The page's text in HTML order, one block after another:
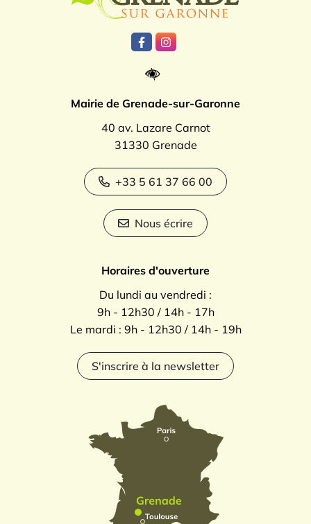
Lien vers le compte Facebook
Lien vers le compte
Mairie de Grenade-sur-Garonne
40 av. Lazare Carnot
31330 Grenade
+33 5 61 37 66 00
Nous écrire
Horaires d'ouverture
Du lundi au vendredi :
9h - 12h30 / 14h - 17h
Le mardi : 9h - 12h30 / 14h - 19h
S'inscrire à la newsletter